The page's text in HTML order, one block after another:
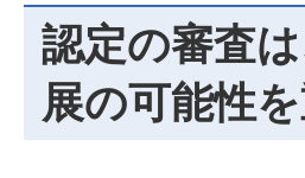
認定の審査
展の可能性